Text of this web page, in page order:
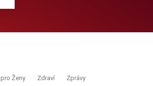
pro Ženy Zdraví Zprávy